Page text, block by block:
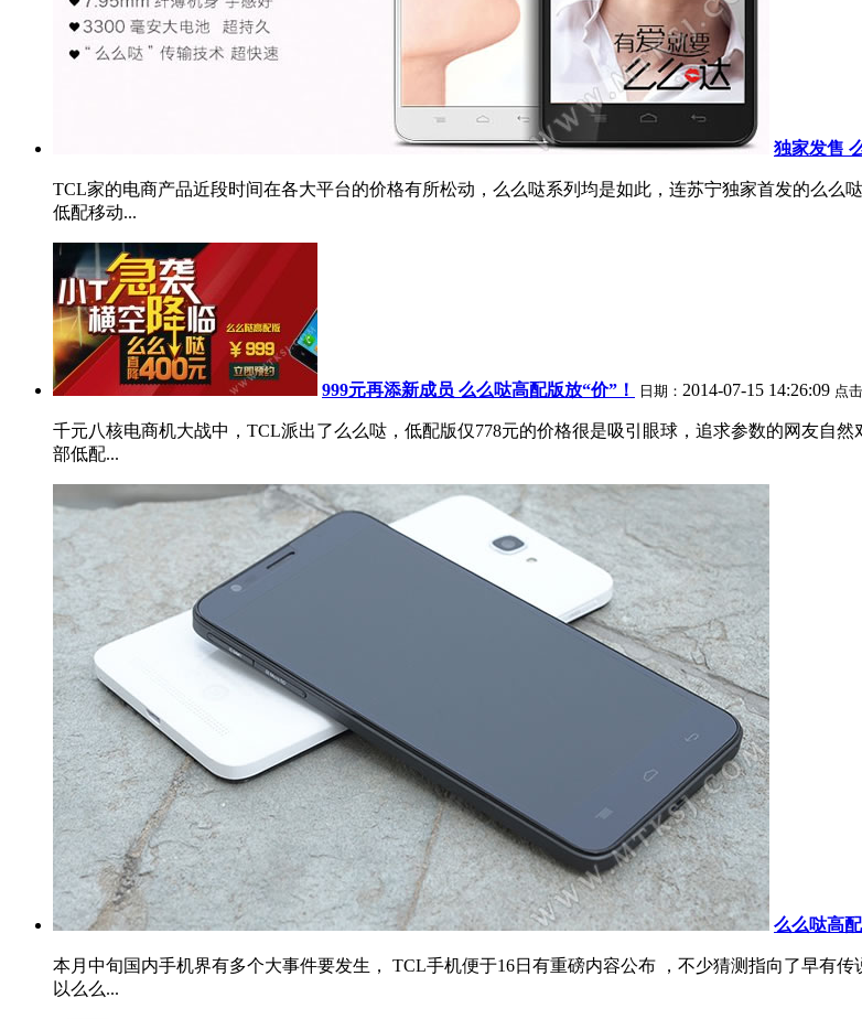
独家发售
TCL家的电商产品近段时间在各大平台的价格有所松动，么么哒系列均是如此，连苏宁独家首发的么么
低配移动...
999元再添新成员 么么哒高配版放“价”！ 日期： 2014-07-15 14:26:09 点
千元八核电商机大战中，TCL派出了么么哒，低配版仅778元的价格很是吸引眼球，追求参数的网友自
部低配...
么么哒高
本月中旬国内手机界有多个大事件要发生， TCL手机便于16日有重磅内容公布 ，不少猜测指向了早有
以么么...